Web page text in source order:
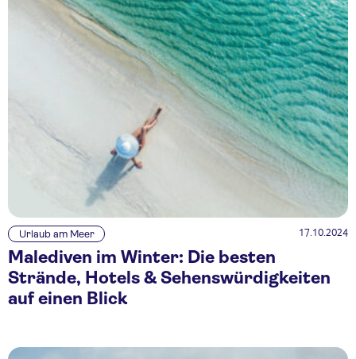
Urlaub am Meer 17.10.2024
Malediven im Winter: Die besten
Strände, Hotels & Sehenswürdigkeiten
auf einen Blick